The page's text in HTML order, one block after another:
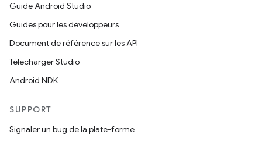
Guide Android Studio
Guides pour les développeurs
Document de référence sur les API
Télécharger Studio
Android NDK
SUPPORT
Signaler un bug de la plate-forme